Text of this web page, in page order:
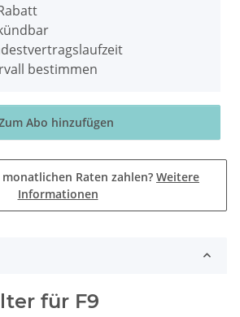
bestimmen
Abo hinzufügen
Raten zahlen? Weitere
Informationen
für F9